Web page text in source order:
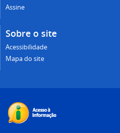
Assine
Sobre o site
Acessibilidade
Mapa do site